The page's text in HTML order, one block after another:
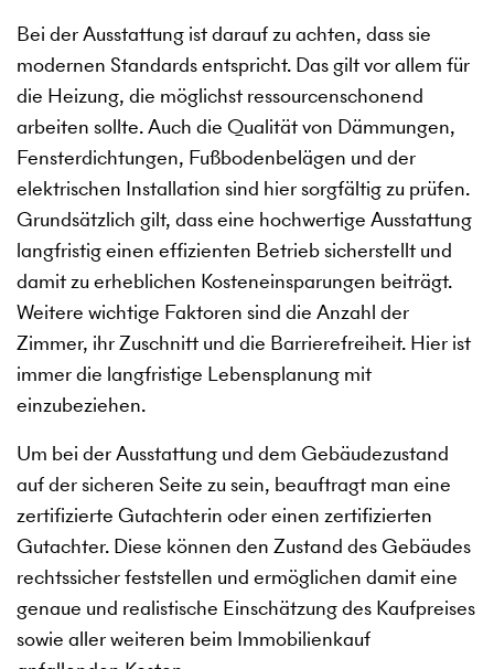
Bei der Ausstattung ist darauf zu achten, dass sie
modernen Standards entspricht. Das gilt vor allem für
die Heizung, die möglichst ressourcenschonend
arbeiten sollte. Auch die Qualität von Dämmungen,
Fensterdichtungen, Fußbodenbelägen und der
elektrischen Installation sind hier sorgfältig zu prüfen.
Grundsätzlich gilt, dass eine hochwertige Ausstattung
langfristig einen effizienten Betrieb sicherstellt und
damit zu erheblichen Kosteneinsparungen beiträgt.
Weitere wichtige Faktoren sind die Anzahl der
Zimmer, ihr Zuschnitt und die Barrierefreiheit. Hier ist
immer die langfristige Lebensplanung mit
einzubeziehen.
Um bei der Ausstattung und dem Gebäudezustand
auf der sicheren Seite zu sein, beauftragt man eine
zertifizierte Gutachterin oder einen zertifizierten
Gutachter. Diese können den Zustand des Gebäudes
rechtssicher feststellen und ermöglichen damit eine
genaue und realistische Einschätzung des Kaufpreises
sowie aller weiteren beim Immobilienkauf